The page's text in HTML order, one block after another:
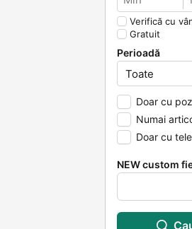
Verifică cu
Gratuit
Perioadă
Doar cu
Numai
Doar cu
NEW custom